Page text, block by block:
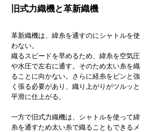
旧式力織機と革新織機
革新織機は、緯糸を通すのにシャトルを使
わない。
織るスピードを早めるため、緯糸を空気圧
や水圧で左右に通す。そのため太い糸を織
ることに向かない。さらに経糸をピンと強
く張る必要があり、織り上がりがツルッと
平滑に仕上がる。
一方で旧式力織機は、シャトルを使って緯
糸を通すため太い糸で織ることもできるメ